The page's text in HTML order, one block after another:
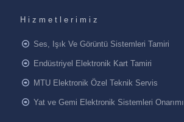
Hizmetlerimiz
Ses, Işık Ve Görüntü Sistemleri Tamiri
Endüstriyel Elektronik Kart Tamiri
MTU Elektronik Özel Teknik Servis
Yat ve Gemi Elektronik Sistemleri Onarımı